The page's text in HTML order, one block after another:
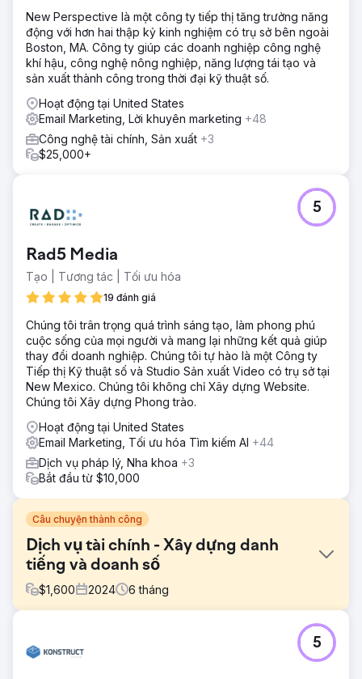
New Perspective là một công ty tiếp thị tăng trưởng năng
động với hơn hai thập kỷ kinh nghiệm có trụ sở bên ngoài
Boston, MA. Công ty giúp các doanh nghiệp công nghệ
khí hậu, công nghệ nông nghiệp, năng lượng tái tạo và
sản xuất thành công trong thời đại kỹ thuật số.
Hoạt động tại United States
Email Marketing, Lời khuyên marketing +48
Công nghệ tài chính, Sản xuất +3
$25,000+
Rad5 Media
Tạo | Tương tác | Tối ưu hóa
19 đánh giá
5
Chúng tôi trân trọng quá trình sáng tạo, làm phong phú
cuộc sống của mọi người và mang lại những kết quả giúp
thay đổi doanh nghiệp. Chúng tôi tự hào là một Công ty
Tiếp thị Kỹ thuật số và Studio Sản xuất Video có trụ sở tại
New Mexico. Chúng tôi không chỉ Xây dựng Website.
Chúng tôi Xây dựng Phong trào.
Hoạt động tại United States
Email Marketing, Tối ưu hóa Tìm kiếm AI +44
Dịch vụ pháp lý, Nha khoa +3
Bắt đầu từ $10,000
Câu chuyện thành công
Dịch vụ tài chính - Xây dựng danh
tiếng và doanh số
$1,600 2024 6 tháng
Mục tiêu của chúng tôi là xây dựng sự hiện diện SEO
mạnh mẽ cho các từ khóa không có thương hiệu để khai
5